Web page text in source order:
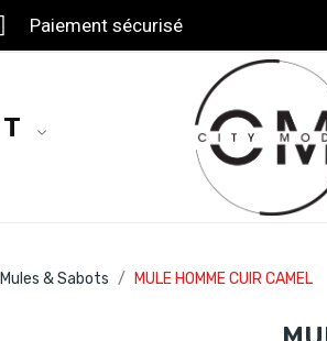
Paiement sécurisé
Mules & Sabots MULE HOMME CUIR CAMEL